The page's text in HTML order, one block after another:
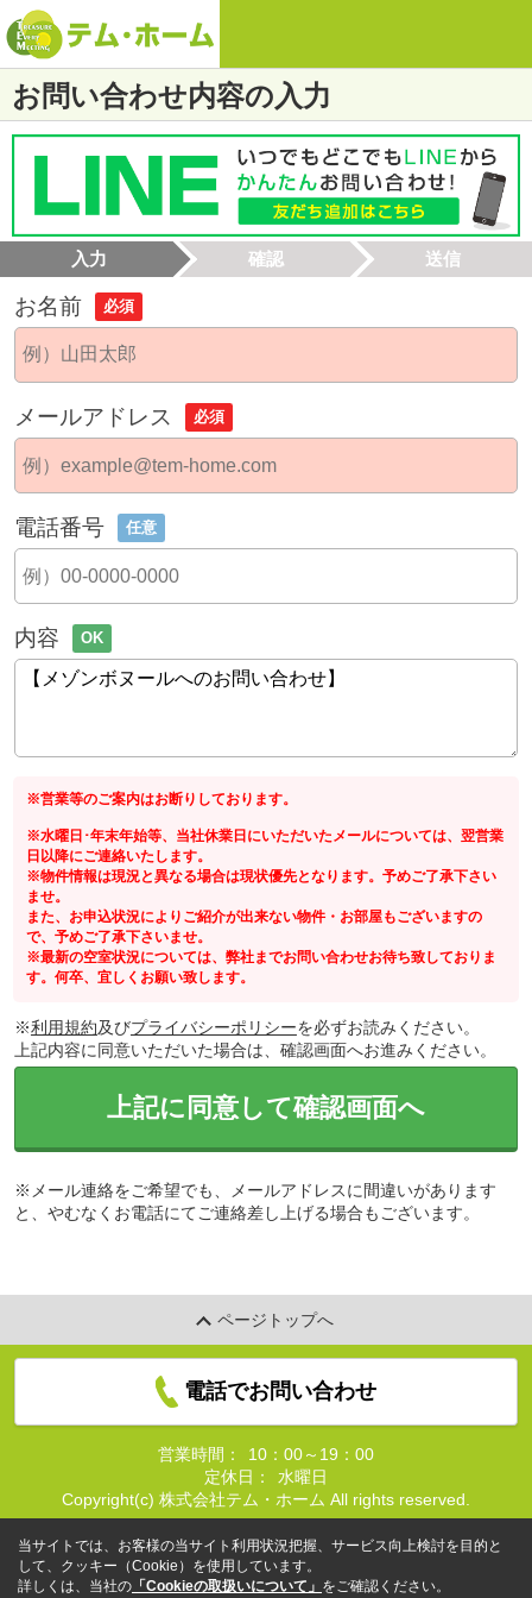
お問い合わせ内容の入力
入力 確認 送信
お名前 必須
メールアドレス 必須
電話番号 任意
内容 OK
※営業等のご案内はお断りしております。
※水曜日･年末年始等、当社休業日にいただいたメールについては、翌営業
日以降にご連絡いたします。
※物件情報は現況と異なる場合は現状優先となります。予めご了承下さい
ませ。
また、お申込状況によりご紹介が出来ない物件・お部屋もございますの
で、予めご了承下さいませ。
※最新の空室状況については、弊社までお問い合わせお待ち致しておりま
す。何卒、宜しくお願い致します。
※利用規約及びプライバシーポリシーを必ずお読みください。
上記内容に同意いただいた場合は、確認画面へお進みください。
上記に同意して確認画面へ
※メール連絡をご希望でも、メールアドレスに間違いがあります
と、やむなくお電話にてご連絡差し上げる場合もございます。
ページトップへ
電話でお問い合わせ
営業時間：
10：00～19：00
定休日：
水曜日
Copyright(c) 株式会社テム・ホーム All rights reserved.
当サイトでは、お客様の当サイト利用状況把握、サービス向上検討を目的と
して、クッキー（Cookie）を使用しています。
詳しくは、当社の 「Cookieの取扱いについて」 をご確認ください。